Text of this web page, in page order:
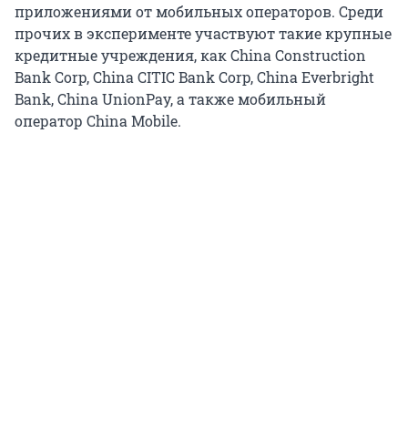
приложениями от мобильных операторов. Среди
прочих в эксперименте участвуют такие крупные
кредитные учреждения, как China Construction
Bank Corp, China CITIC Bank Corp, China Everbright
Bank, China UnionPay, а также мобильный
оператор China Mobile.